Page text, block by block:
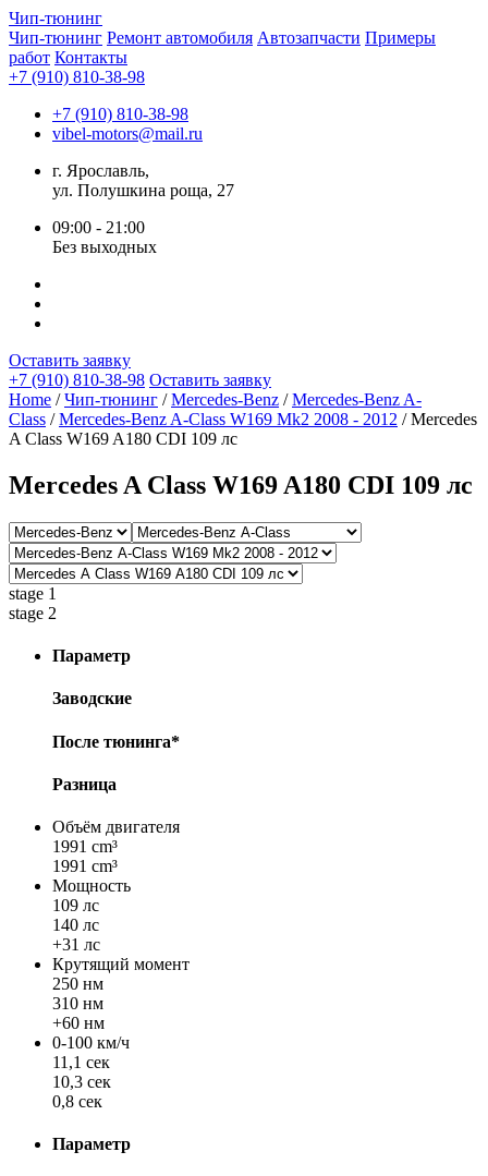
Чип-тюнинг
Чип-тюнинг Ремонт автомобиля Автозапчасти Примеры
работ Контакты
+7 (910) 810-38-98
+7 (910) 810-38-98
vibel-motors@mail.ru
г. Ярославль,
ул. Полушкина роща, 27
09:00 - 21:00
Без выходных
Оставить заявку
+7 (910) 810-38-98 Оставить заявку
Home /Чип-тюнинг /Mercedes-Benz /Mercedes-Benz A-
Class /Mercedes-Benz A-Class W169 Mk2 2008 - 2012 / Mercedes
A Class W169 A180 CDI 109 лс
Mercedes A Class W169 A180 CDI 109 лс
stage 1
stage 2
Параметр
Заводские
После тюнинга*
Разница
Объём двигателя
1991 cm³
1991 cm³
Мощность
109 лс
140 лс
+31 лс
Крутящий момент
250 нм
310 нм
+60 нм
0-100 км/ч
11,1 сек
10,3 сек
0,8 сек
Параметр